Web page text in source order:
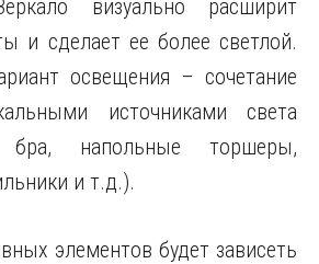
визуально расширит
и сделает ее более светлой.
освещения – сочетание
источниками света
бра, напольные торшеры,
и т.д.).
элементов будет зависеть